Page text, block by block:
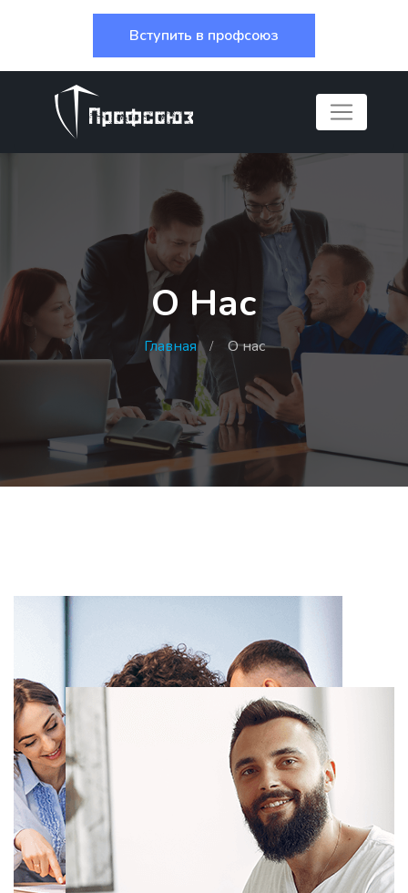
Вступить в профсоюз
О Нас
Главная О нас